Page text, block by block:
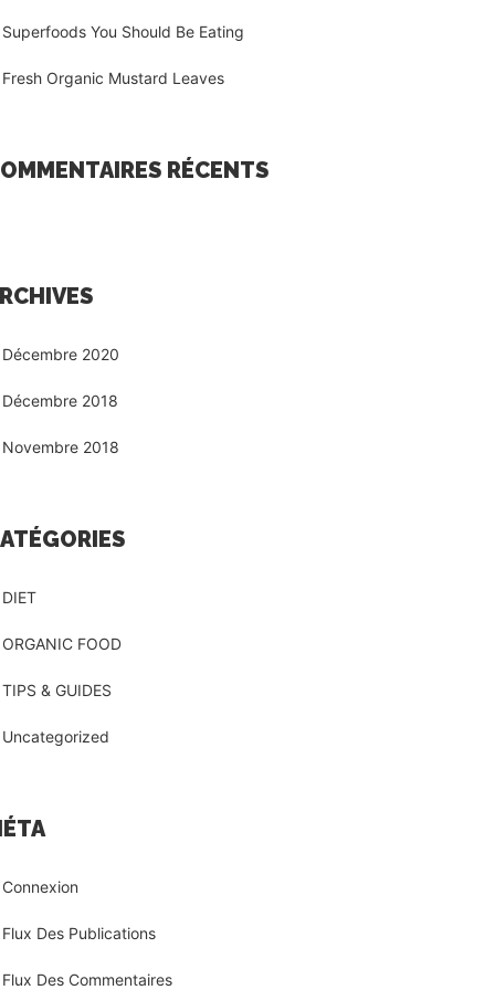
Superfoods You Should Be Eating
Fresh Organic Mustard Leaves
RÉCENTS
Décembre 2020
Décembre 2018
Novembre 2018
DIET
ORGANIC FOOD
TIPS & GUIDES
Uncategorized
Connexion
Flux Des Publications
Flux Des Commentaires